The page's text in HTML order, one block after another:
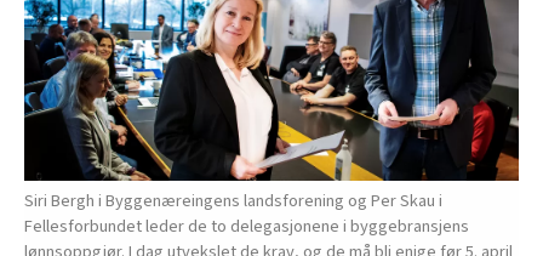
Siri Bergh i Byggenæreingens landsforening og Per Skau i
Fellesforbundet leder de to delegasjonene i byggebransjens